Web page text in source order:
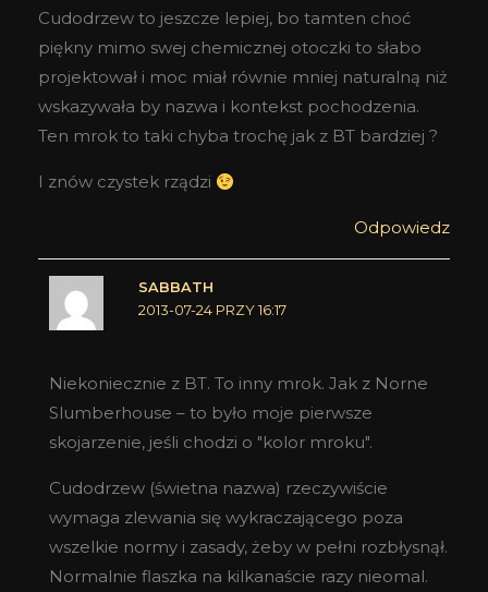
Cudodrzew to jeszcze lepiej, bo tamten choć
piękny mimo swej chemicznej otoczki to słabo
projektował i moc miał równie mniej naturalną niż
wskazywała by nazwa i kontekst pochodzenia.
Ten mrok to taki chyba trochę jak z BT bardziej ?
I znów czystek rządzi
Odpowiedz
SABBATH
2013-07-24 PRZY 16:17
Niekoniecznie z BT. To inny mrok. Jak z Norne
Slumberhouse – to było moje pierwsze
skojarzenie, jeśli chodzi o "kolor mroku".
Cudodrzew (świetna nazwa) rzeczywiście
wymaga zlewania się wykraczającego poza
wszelkie normy i zasady, żeby w pełni rozbłysnął.
Normalnie flaszka na kilkanaście razy nieomal.